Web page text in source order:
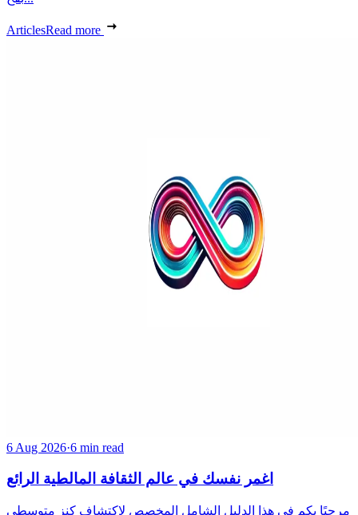
ArticlesRead more
6 Aug 2026·6 min read
اغمر نفسك في عالم الثقافة المالطية الرائع
مرحبًا بكم في هذا الدليل الشامل المخصص لاكتشاف كنز متوسطي